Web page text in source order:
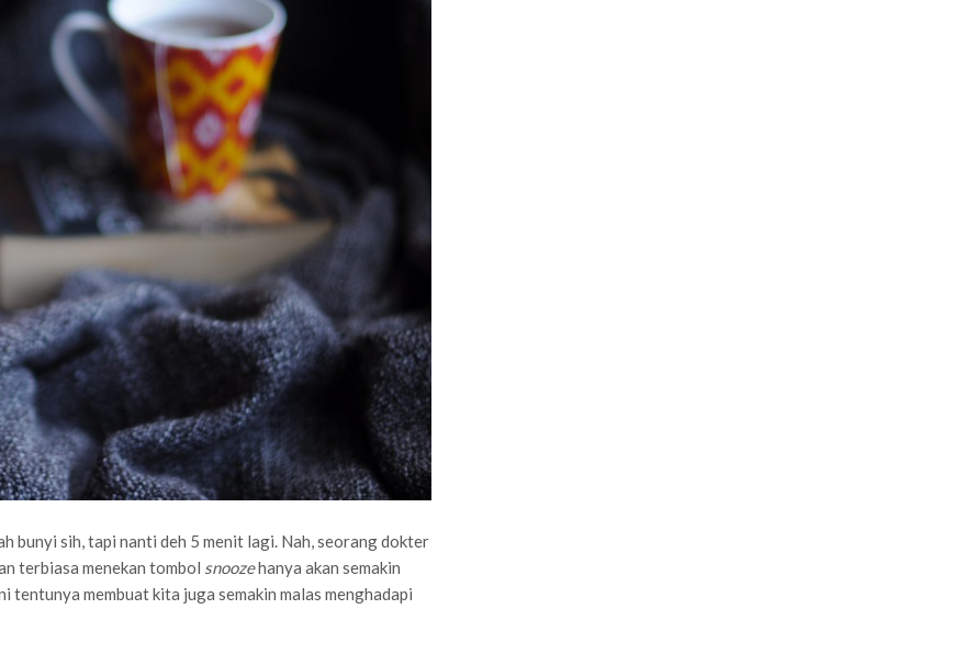
bunyi sih, tapi nanti deh 5 menit lagi. Nah, seorang dokter
terbiasa menekan tombol snoozehanya akan semakin
tentunya membuat kita juga semakin malas menghadapi